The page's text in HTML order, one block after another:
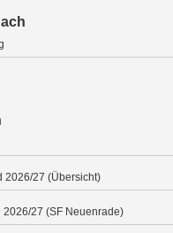
2026/27 (Übersicht)
2026/27 (SF Neuenrade)